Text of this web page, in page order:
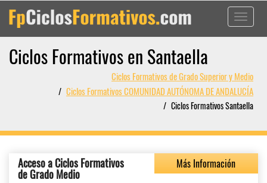
Toggle
Ciclos Formativos en Santaella
Ciclos Formativos de Grado Superior y Medio
Ciclos Formativos COMUNIDAD AUTÓNOMA DE ANDALUCÍA
Ciclos Formativos Santaella
Acceso a Ciclos Formativos
de Grado Medio
Más Información